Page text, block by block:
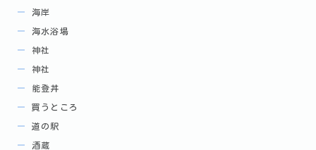
海岸
海水浴場
神社
神社
能登丼
買うところ
道の駅
酒蔵